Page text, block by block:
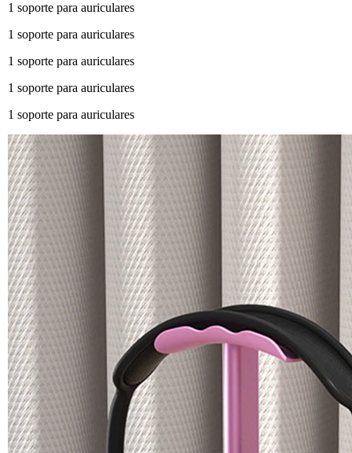
1 soporte para auriculares
1 soporte para auriculares
1 soporte para auriculares
1 soporte para auriculares
1 soporte para auriculares